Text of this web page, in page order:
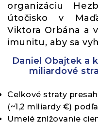
organizáciu
útočisko v
Viktora Orbána a
imunitu, aby sa
Daniel Obajtek a
miliardové
Celkové straty
(~1,2 miliardy €)
Umelé znižovanie